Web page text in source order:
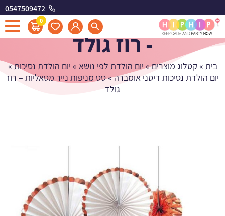
0547509472
0
סט מניפות נייר מטאליות
- רוז גולד
בית » קטלוג מוצרים»יום הולדת לפי נושא » יום הולדת נסיכות»
יום הולדת נסיכות דיסני אומברה»סט מניפות נייר מטאליות – רוז
גולד